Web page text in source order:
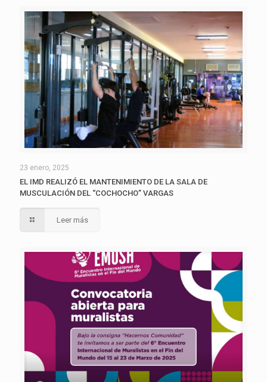
23 enero, 2025
EL IMD REALIZÓ EL MANTENIMIENTO DE LA SALA DE
MUSCULACIÓN DEL “COCHOCHO” VARGAS
Leer más